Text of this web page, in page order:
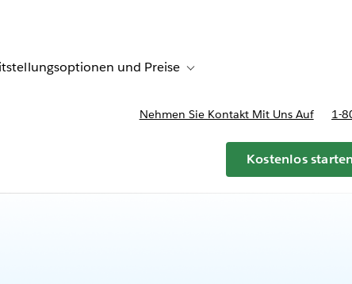
navigation for Weitere Informationen
und Preise Toggle sub-navigation for
Nehmen Sie Kontakt Mit Uns Auf 1-
Kostenlos starten